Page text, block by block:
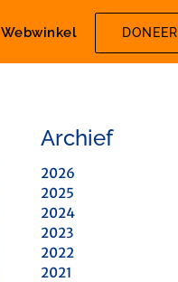
Webwinkel DONEER
Archief
2026
2025
2024
2023
2022
2021